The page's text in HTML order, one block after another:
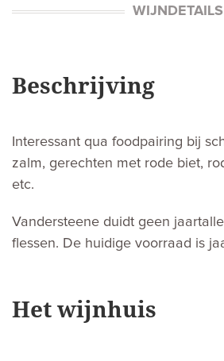
WIJNDETAILS
Beschrijving
Interessant qua foodpairing bij
zalm, gerechten met rode biet,
etc.
Vandersteene duidt geen
flessen. De huidige voorraad is
Het wijnhuis